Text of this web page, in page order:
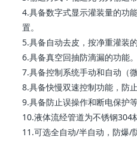
4.具备数字式显示灌装量的功
置。
5.具备自动去皮，按净重灌装的
6.具备真空回抽防滴漏的功能。
7.具备控制系统手动和自动（
8.具备快慢双速控制功能，防止
9.具备防止误操作和断电保护
10.液体流经管道为不锈钢304
11.可选全自动/半自动，防爆/